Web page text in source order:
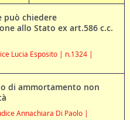
può chiedere
allo Stato ex art.586 c.c.
Lucia Esposito | n.1324 |
di ammortamento non
Annachiara Di Paolo |